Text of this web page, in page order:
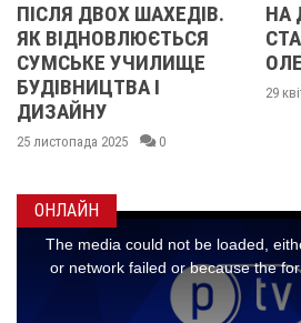
ДВОХ ШАХЕДІВ.
УЧИЛИЩЕ
І
2025 0
НА
СТАРШИЙ
29 квітня 2024
ОНЛАЙН